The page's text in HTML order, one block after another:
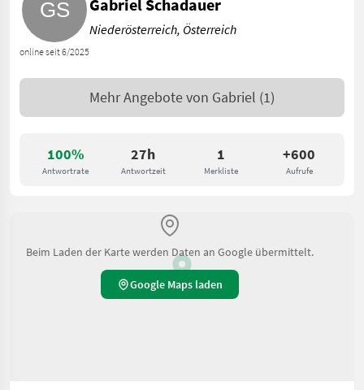
100%
Antwortrate
27h
Antwortzeit
1
Merkliste
+600
Aufrufe
online seit 6/2025
Gabriel Schadauer
Niederösterreich, Österreich
Mehr Angebote von Gabriel (1)
Beim Laden der Karte werden Daten an Google übermittelt.
Google Maps laden